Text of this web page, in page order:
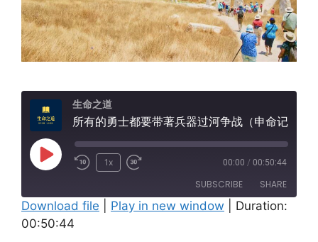
生命之道
Play
1x 00:00 / 00:50:44
SUBSCRIBE SHARE
Amazon
SHARE
Download file Play in new window
Duration:
00:50:44